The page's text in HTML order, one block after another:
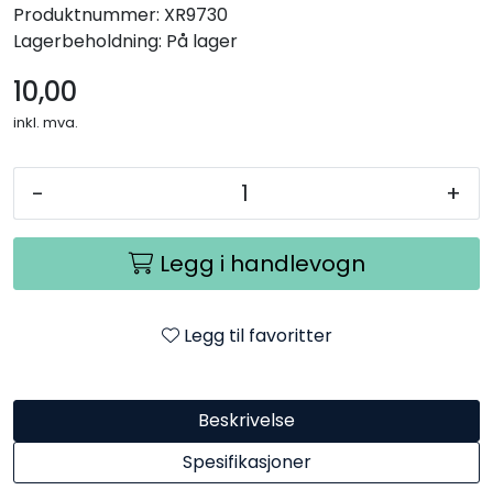
Produktnummer: XR9730
Lagerbeholdning: På lager
10,00
inkl. mva.
- +
Legg i handlevogn
Legg til favoritter
Beskrivelse
Spesifikasjoner